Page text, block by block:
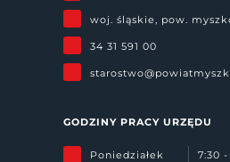
woj. śląskie, pow.
34 31 591 00
GODZINY PRACY URZĘDU
Poniedziałek 7:30 -